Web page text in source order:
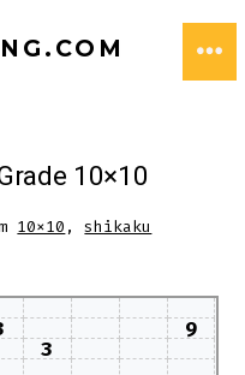
10×10
10x10 ,shikaku
9
3